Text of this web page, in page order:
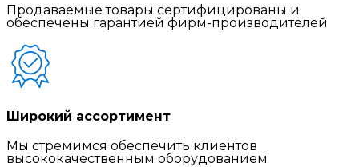
Продаваемые товары сертифицированы и
обеспечены гарантией фирм-производителей
Широкий ассортимент
Мы стремимся обеспечить клиентов
высококачественным оборудованием